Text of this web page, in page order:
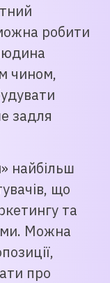
робити
чином,
задля
найбільш
що
та
Можна
про